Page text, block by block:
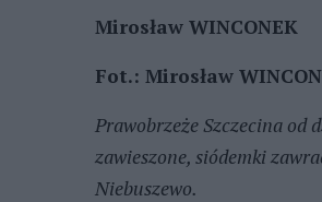
Mirosław WINCONEK
Fot.: Mirosław
Prawobrzeże Szczecina od
zawieszone, siódemki
Niebuszewo.